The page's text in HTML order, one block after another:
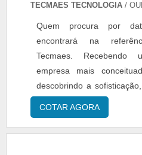
TECMAES TECNOLOGIA /
Quem procura por
encontrará na
Tecmaes. Recebendo
empresa mais
descobrindo a
justo em um só lugar.MAIS
DATADOR
COTAR AGORA